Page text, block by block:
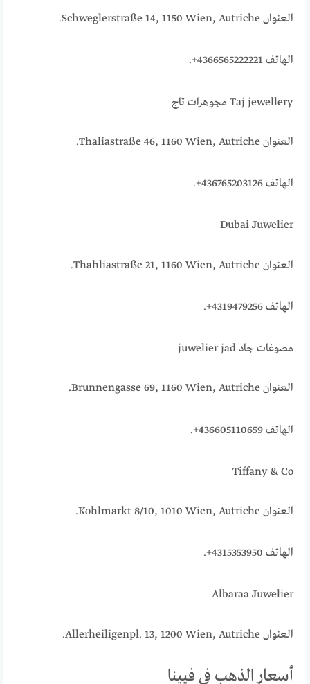
العنوان Schweglerstraße 14, 1150 Wien, Autriche.
الهاتف 4366565222221+.
Taj jewellery مجوهرات تاج
العنوان Thaliastraße 46, 1160 Wien, Autriche.
الهاتف 436765203126+.
Dubai Juwelier
العنوان Thahliastraße 21, 1160 Wien, Autriche.
الهاتف 4319479256+.
مصوغات جاد juwelier jad
العنوان Brunnengasse 69, 1160 Wien, Autriche.
الهاتف 436605110659+.
Tiffany & Co
العنوان Kohlmarkt 8/10, 1010 Wien, Autriche.
الهاتف 4315353950+.
Albaraa Juwelier
العنوان Allerheiligenpl. 13, 1200 Wien, Autriche.
أسعار الذهب في فيينا